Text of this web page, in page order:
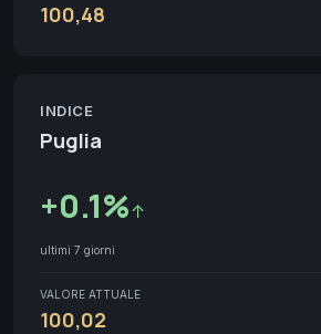
100,48
INDICE
Puglia
+0.1%↑
ultimi 7 giorni
VALORE ATTUALE
100,02